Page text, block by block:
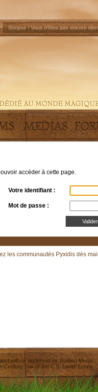
Bonjour !Vous n'êtes pas encore
accéder à cette page.
Votre identifiant :
Mot de passe :
les communautés Pyxidis dès
with or endorsed byWalden Media
Century Fox or the C.S. Lewis Estate.